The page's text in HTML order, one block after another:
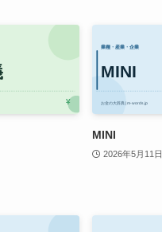
MINI
2026年5月11日